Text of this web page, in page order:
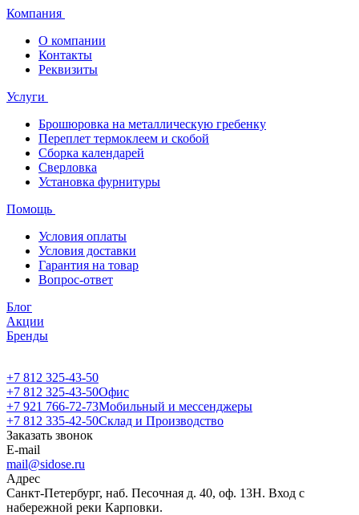
Компания
О компании
Контакты
Реквизиты
Услуги
Брошюровка на металлическую гребенку
Переплет термоклеем и скобой
Сборка календарей
Сверловка
Установка фурнитуры
Помощь
Условия оплаты
Условия доставки
Гарантия на товар
Вопрос-ответ
Блог
Акции
Бренды
+7 812 325-43-50
+7 812 325-43-50Офис
+7 921 766-72-73Мобильный и мессенджеры
+7 812 335-42-50Склад и Производство
Заказать звонок
E-mail
mail@sidose.ru
Адрес
Санкт-Петербург, наб. Песочная д. 40, оф. 13Н. Вход с
набережной реки Карповки.